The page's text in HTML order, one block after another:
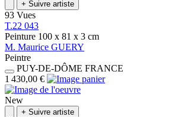
+ Suivre artiste
93 Vues
T.22 043
Peinture 100 x 81 x 3 cm
M. Maurice GUERY
Peintre
PUY-DE-DÔME FRANCE
1 430,00 €
New
+ Suivre artiste